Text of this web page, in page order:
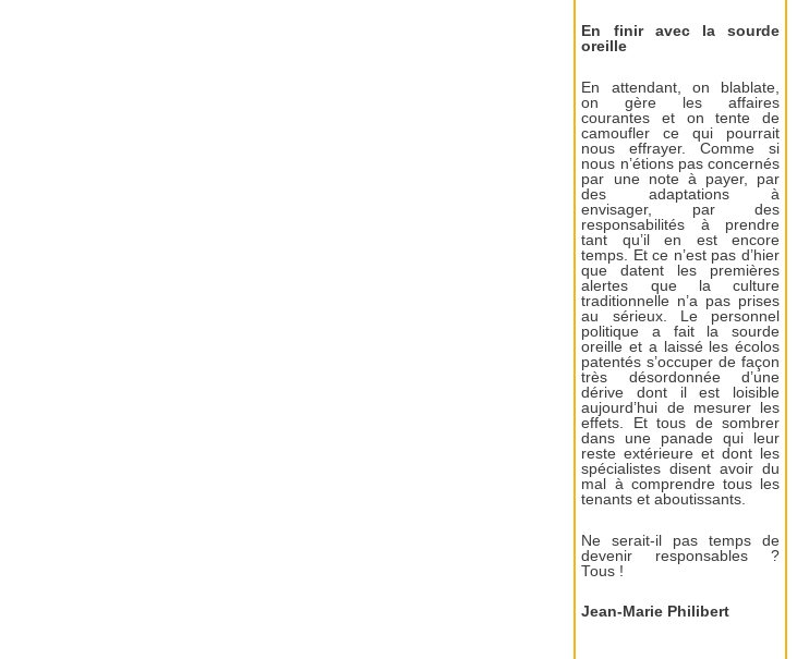
En finir avec la sourde
oreille
En attendant, on blablate,
on gère les affaires
courantes et on tente de
camoufler ce qui pourrait
nous effrayer. Comme si
nous n’étions pas concernés
par une note à payer, par
des adaptations à
envisager, par des
responsabilités à prendre
tant qu’il en est encore
temps. Et ce n’est pas d’hier
que datent les premières
alertes que la culture
traditionnelle n’a pas prises
au sérieux. Le personnel
politique a fait la sourde
oreille et a laissé les écolos
patentés s’occuper de façon
très désordonnée d’une
dérive dont il est loisible
aujourd’hui de mesurer les
effets. Et tous de sombrer
dans une panade qui leur
reste extérieure et dont les
spécialistes disent avoir du
mal à comprendre tous les
tenants et aboutissants.
Ne serait-il pas temps de
devenir responsables ?
Tous !
Jean-Marie Philibert